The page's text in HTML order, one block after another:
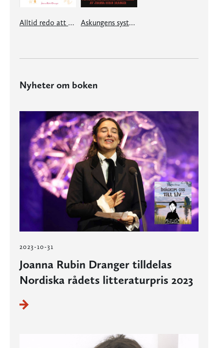
Alltid redo att dö för mitt barn! Askungens syster & andra sedelärande berättelser
Nyheter om boken
2023-10-31
Joanna Rubin Dranger tilldelas
Nordiska rådets litteraturpris 2023